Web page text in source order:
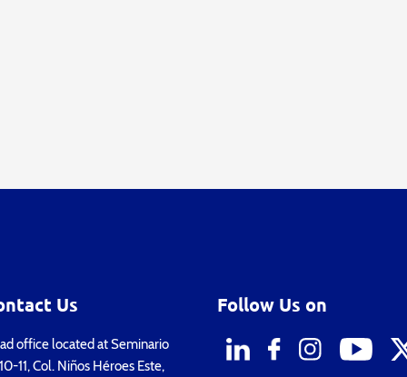
Us
office located at Seminario
11, Col. Niños Héroes Este,
Follow Us on